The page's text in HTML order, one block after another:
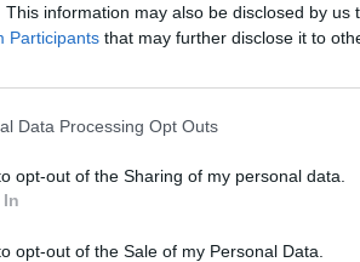
This information may also be disclosed by us
Participants that may further disclose it to
Data Processing Opt Outs
opt-out of the Sharing of my personal data.
opt-out of the Sale of my Personal Data.
Subscribe to Channel